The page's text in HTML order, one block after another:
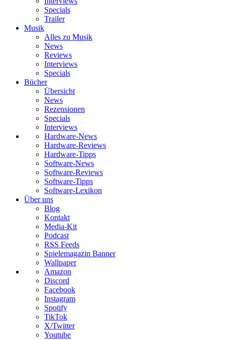
Specials
Trailer
Musik
Alles zu Musik
News
Reviews
Interviews
Specials
Bücher
Übersicht
News
Rezensionen
Specials
Interviews
Hardware-News
Hardware-Reviews
Hardware-Tipps
Software-News
Software-Reviews
Software-Tipps
Software-Lexikon
Über uns
Blog
Kontakt
Media-Kit
Podcast
RSS Feeds
Spielemagazin Banner
Wallpaper
Amazon
Discord
Facebook
Instagram
Spotify
TikTok
X/Twitter
Youtube